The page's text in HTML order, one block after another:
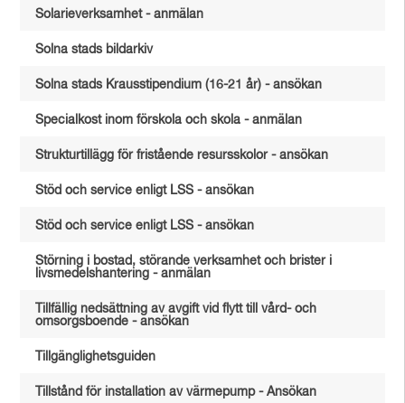
Solarieverksamhet - anmälan
Solna stads bildarkiv
Solna stads Krausstipendium (16-21 år) - ansökan
Specialkost inom förskola och skola - anmälan
Strukturtillägg för fristående resursskolor - ansökan
Stöd och service enligt LSS - ansökan
Stöd och service enligt LSS - ansökan
Störning i bostad, störande verksamhet och brister i
livsmedelshantering - anmälan
Tillfällig nedsättning av avgift vid flytt till vård- och
omsorgsboende - ansökan
Tillgänglighetsguiden
Tillstånd för installation av värmepump - Ansökan